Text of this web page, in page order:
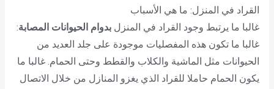
القراد في المنزل: ما هي الأسباب
غالبا ما يرتبط وجود القراد في المنزل بدوام الحيوانات المصابة:
غالبا ما تكون هذه المفصليات موجودة على جلد العديد من
الحيوانات مثل الماشية والكلاب والقطط وحتى الحمام. غالبا ما
يكون الحمام حاملا للقراد الذي يغزو المنازل من خلال الاتصال